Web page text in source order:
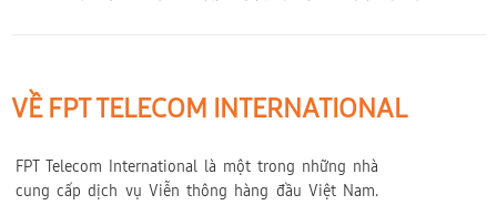
VỀ FPT TELECOM INTERNATIONAL
FPT Telecom International là một trong những nhà
cung cấp dịch vụ Viễn thông hàng đầu Việt Nam.